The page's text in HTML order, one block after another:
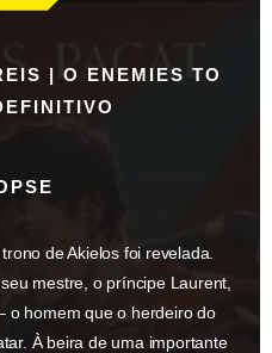
| O ENEMIES TO
de Akielos foi revelada.
mestre, o príncipe Laurent,
o homem que o herdeiro do
À beira de uma importante